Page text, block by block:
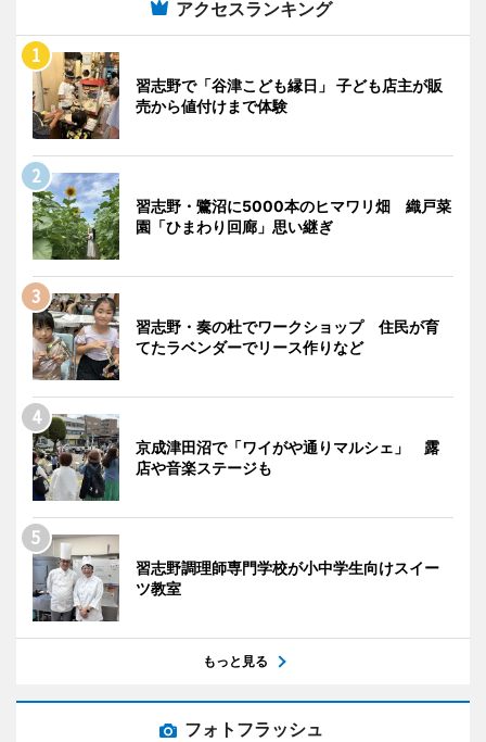
アクセスランキング
習志野で「谷津こども縁日」 子ども店主が販
売から値付けまで体験
習志野・鷺沼に5000本のヒマワリ畑 織戸菜
園「ひまわり回廊」思い継ぎ
習志野・奏の杜でワークショップ 住民が育
てたラベンダーでリース作りなど
京成津田沼で「ワイがや通りマルシェ」 露
店や音楽ステージも
習志野調理師専門学校が小中学生向けスイー
ツ教室
もっと見る
フォトフラッシュ